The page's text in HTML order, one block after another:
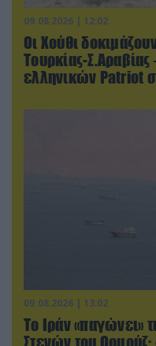
09.08.2026 | 12:02
Οι Χούθι
Τουρκίας-
ελληνικών Patriot
09.08.2026 | 13:02
Το Ιράν «παγώνει»
Στενών του